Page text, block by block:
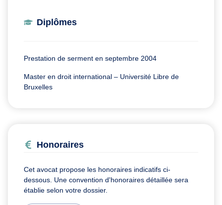
Diplômes
Prestation de serment en septembre 2004
Master en droit international – Université Libre de
Bruxelles
Honoraires
Cet avocat propose les honoraires indicatifs ci-
dessous. Une convention d'honoraires détaillée sera
établie selon votre dossier.